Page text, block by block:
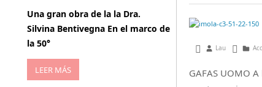
diciembre 4,
Lau
GAFAS UOMO
abril 29, 2026
Una gran obra de la la Dra.
Silvina Bentivegna En el marco de
la 50°
LEER MÁS